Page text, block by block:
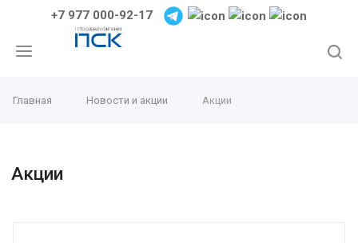
+7 977 000-92-17
Главная Новости и акции Акции
Акции